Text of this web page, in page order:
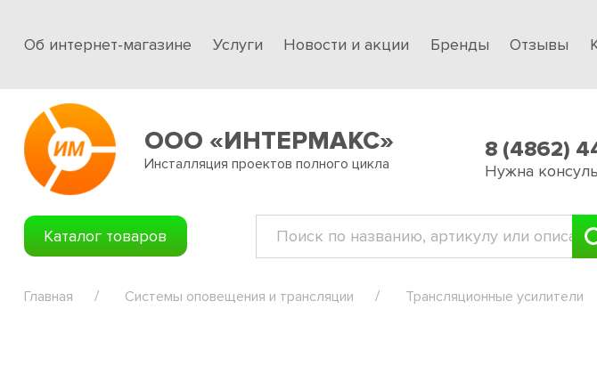
Об интернет-магазине Услуги Новости и акции Бренды Отзывы
ООО «ИНТЕРМАКС»
Инсталляция проектов полного цикла
8 (4862)
Нужна
Каталог товаров
Главная Системы оповещения и трансляции Трансляционные усилители